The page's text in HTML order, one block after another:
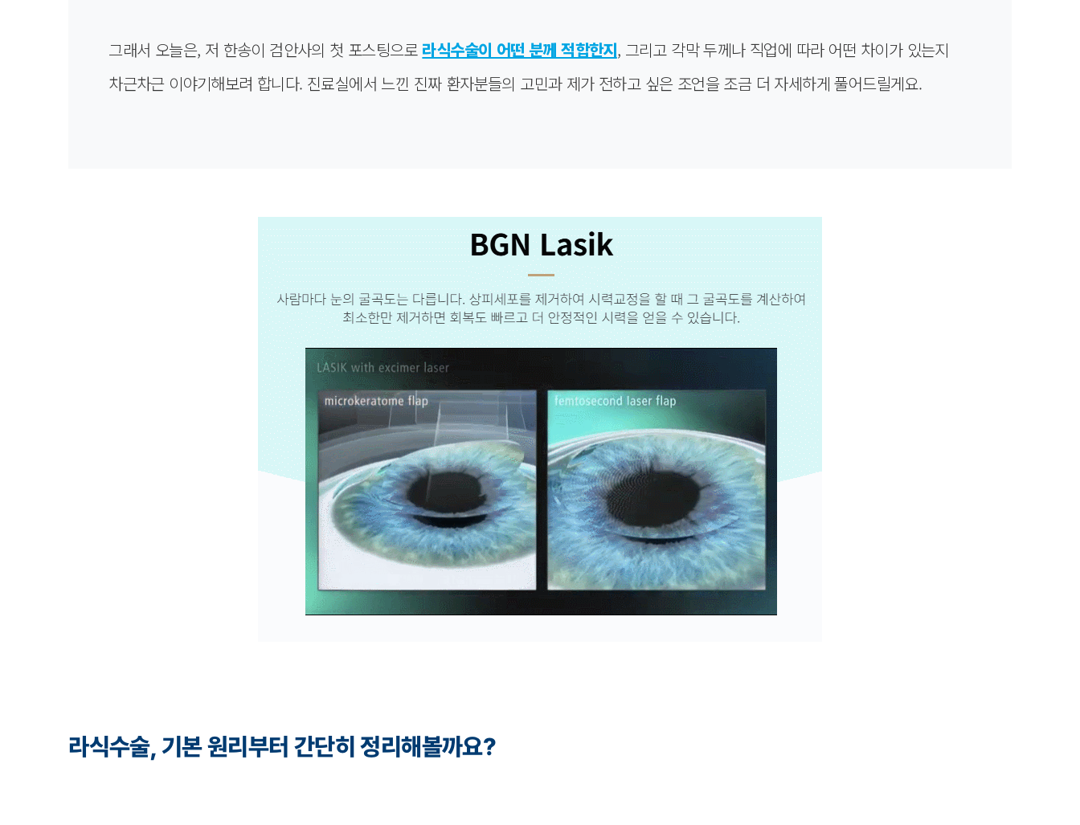
그래서 오늘은, 저 한송이 검안사의 첫 포스팅으로 라식수술이 어떤 분께 적합한지, 그리고 각막 두께나 직업에 따라 어떤 차이가 있는지
차근차근 이야기해보려 합니다. 진료실에서 느낀 진짜 환자분들의 고민과 제가 전하고 싶은 조언을 조금 더 자세하게 풀어드릴게요.
라식수술, 기본 원리부터 간단히 정리해볼까요?